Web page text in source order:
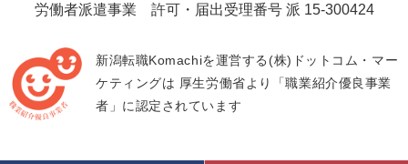
労働者派遣事業 許可・届出受理番号 派 15-300424
新潟転職Komachiを運営する(株)ドットコム・マー
ケティングは 厚生労働省より「職業紹介優良事業
者」に認定されています